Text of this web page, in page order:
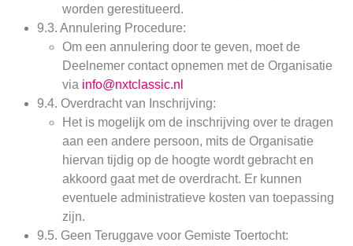
worden gerestitueerd.
9.3. Annulering Procedure:
Om een annulering door te geven, moet de
Deelnemer contact opnemen met de Organisatie
via info@nxtclassic.nl
9.4. Overdracht van Inschrijving:
Het is mogelijk om de inschrijving over te dragen
aan een andere persoon, mits de Organisatie
hiervan tijdig op de hoogte wordt gebracht en
akkoord gaat met de overdracht. Er kunnen
eventuele administratieve kosten van toepassing
zijn.
9.5. Geen Teruggave voor Gemiste Toertocht: